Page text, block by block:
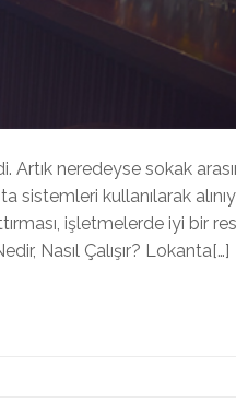
neredeyse sokak
sistemleri kullanılarak
işletmelerde iyi bir
Nasıl Çalışır? Lokanta[…]